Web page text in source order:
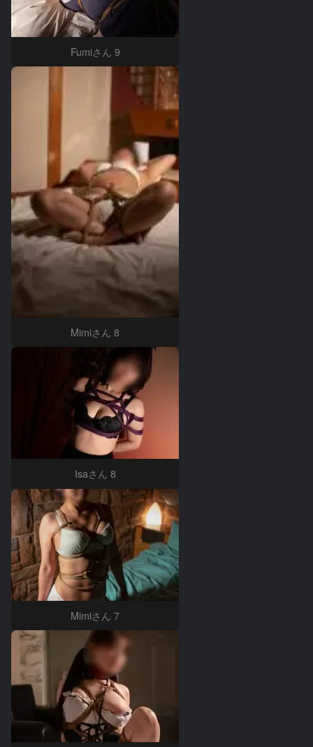
Fumiさん 9
Mimiさん 8
Isaさん 8
Mimiさん 7